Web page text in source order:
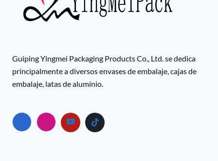
Guiping Yingmei Packaging Products Co., Ltd. se dedica
principalmente a diversos envases de embalaje, cajas de
embalaje, latas de aluminio.